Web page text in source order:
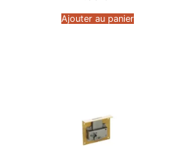
Ajouter au panier